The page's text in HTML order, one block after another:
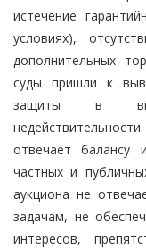
истечение
условиях),
дополнительных
суды пришли к
защиты в
отвечает балансу
частных и
аукциона не
задачам, не
интересов,